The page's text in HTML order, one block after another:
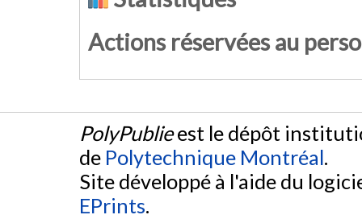
Actions réservées au
PolyPublieest le dépôt
de Polytechnique Montréal.
Site développé à l'aide du
EPrints.